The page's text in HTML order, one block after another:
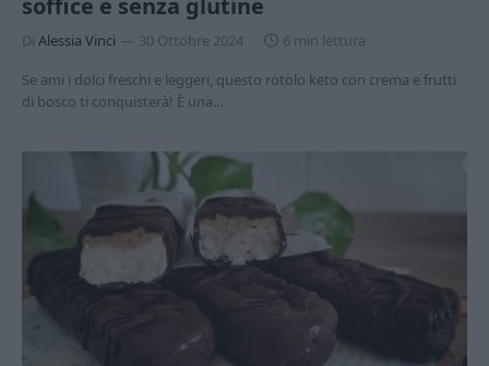
soffice e senza glutine
Di Alessia Vinci 30 Ottobre 2024
6 min lettura
Se ami i dolci freschi e leggeri, questo rotolo keto con crema e frutti
di bosco ti conquisterà! È una…